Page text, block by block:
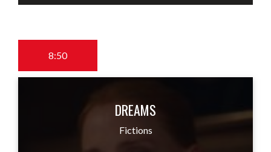
8:50
DREAMS
Fictions